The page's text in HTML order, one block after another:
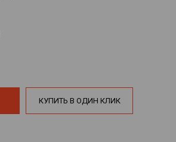
КУПИТЬ В ОДИН КЛИК